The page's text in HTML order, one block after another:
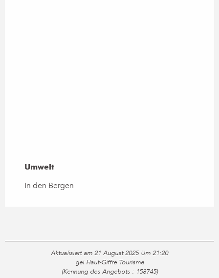
Umwelt
Umwelt
In den Bergen
Aktualisiert am 21 August 2025 Um 21:20
gei Haut-Giffre Tourisme
(Kennung des Angebots : 158745)